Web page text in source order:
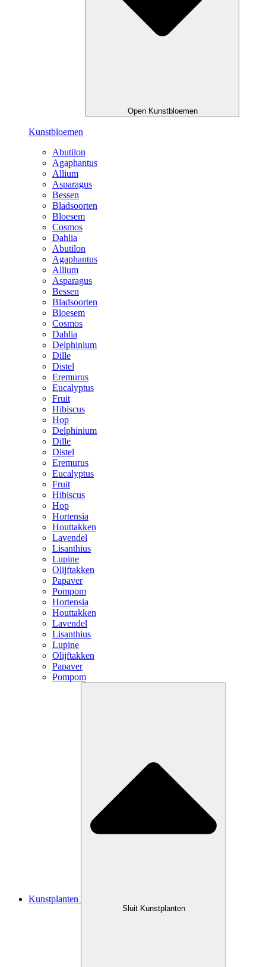
Open Kunstbloemen
Kunstbloemen
Abutilon
Agaphantus
Allium
Asparagus
Bessen
Bladsoorten
Bloesem
Cosmos
Dahlia
Abutilon
Agaphantus
Allium
Asparagus
Bessen
Bladsoorten
Bloesem
Cosmos
Dahlia
Delphinium
Dille
Distel
Eremurus
Eucalyptus
Fruit
Hibiscus
Hop
Delphinium
Dille
Distel
Eremurus
Eucalyptus
Fruit
Hibiscus
Hop
Hortensia
Houttakken
Lavendel
Lisanthius
Lupine
Olijftakken
Papaver
Pompom
Hortensia
Houttakken
Lavendel
Lisanthius
Lupine
Olijftakken
Papaver
Pompom
Kunstplanten
Sluit Kunstplanten